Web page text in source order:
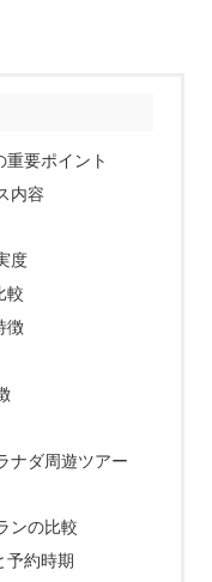
重要ポイント
内容
度
較
徴
ナダ周遊ツアー
ンの比較
予約時期